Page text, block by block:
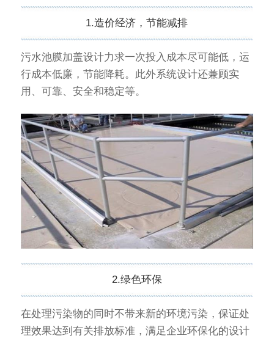
1.造价经济，节能减排
污水池膜加盖设计力求一次投入成本尽可能低，运
行成本低廉，节能降耗。此外系统设计还兼顾实
用、可靠、安全和稳定等。
2.绿色环保
在处理污染物的同时不带来新的环境污染，保证处
理效果达到有关排放标准，满足企业环保化的设计